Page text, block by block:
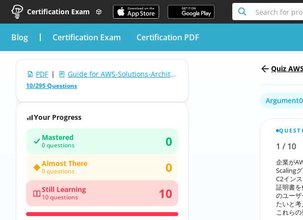
Certification Exam Search for
blog Certification Exam Certification PDF
PDF | Guide for AWS-Solutions-Architect-Associate-JP: AWS Certified Solutions Architect - Associate (SAA-C02) (AWS-Solutions-Associate日本語版)
10/295 Questions
Your Progress
Mastered
0 questions 0
Almost There
0 questions 0
Still Learning
10 questions 10
Quiz
Argument0
1 / 10
企業が
Scaling
C2イン
証明書
のユー
たいと考
これら
Report
の